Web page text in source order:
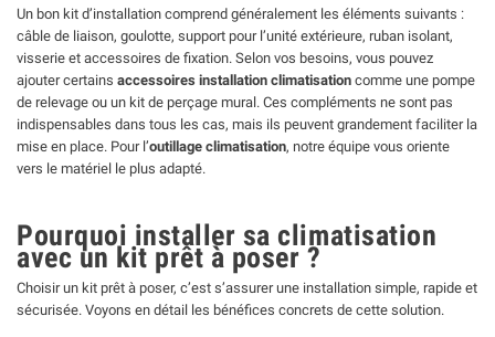
Un bon kit d’installation comprend généralement les éléments suivants :
câble de liaison, goulotte, support pour l’unité extérieure, ruban isolant,
visserie et accessoires de fixation. Selon vos besoins, vous pouvez
ajouter certains accessoires installation climatisation comme une pompe
de relevage ou un kit de perçage mural. Ces compléments ne sont pas
indispensables dans tous les cas, mais ils peuvent grandement faciliter la
mise en place. Pour l’outillage climatisation, notre équipe vous oriente
vers le matériel le plus adapté.
Pourquoi installer sa climatisation
avec un kit prêt à poser ?
Choisir un kit prêt à poser, c’est s’assurer une installation simple, rapide et
sécurisée. Voyons en détail les bénéfices concrets de cette solution.